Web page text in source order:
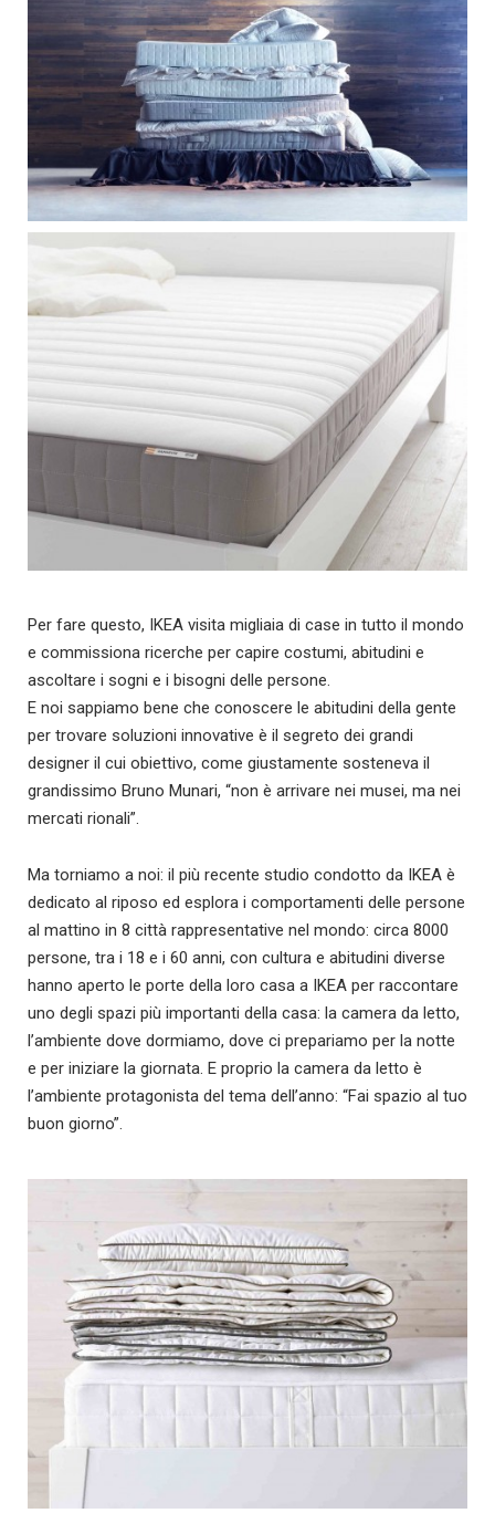
Per fare questo, IKEA visita migliaia di case in tutto il mondo
e commissiona ricerche per capire costumi, abitudini e
ascoltare i sogni e i bisogni delle persone.
E noi sappiamo bene che conoscere le abitudini della gente
per trovare soluzioni innovative è il segreto dei grandi
designer il cui obiettivo, come giustamente sosteneva il
grandissimo Bruno Munari, “non è arrivare nei musei, ma nei
mercati rionali”.
Ma torniamo a noi: il più recente studio condotto da IKEA è
dedicato al riposo ed esplora i comportamenti delle persone
al mattino in 8 città rappresentative nel mondo: circa 8000
persone, tra i 18 e i 60 anni, con cultura e abitudini diverse
hanno aperto le porte della loro casa a IKEA per raccontare
uno degli spazi più importanti della casa: la camera da letto,
l’ambiente dove dormiamo, dove ci prepariamo per la notte
e per iniziare la giornata. E proprio la camera da letto è
l’ambiente protagonista del tema dell’anno: “Fai spazio al tuo
buon giorno”.